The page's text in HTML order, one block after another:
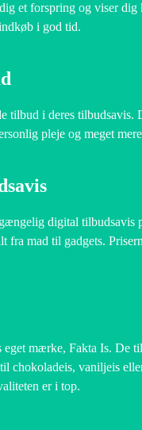
et forspring og viser
i god tid.
tilbud i deres
pleje og meget
digital tilbudsavis
fra mad til gadgets.
eget mærke, Fakta Is. De
chokoladeis, vaniljeis
er i top.